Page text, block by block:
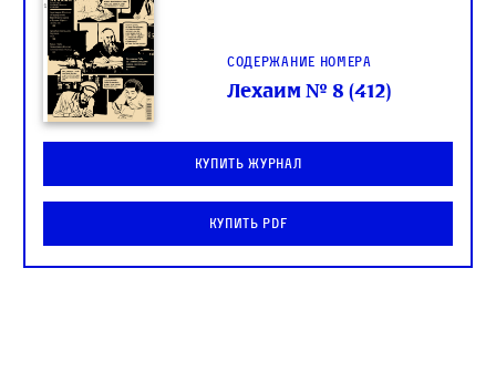
Содержание номера
Лехаим № 8 (412)
Купить журнал
Купить PDF